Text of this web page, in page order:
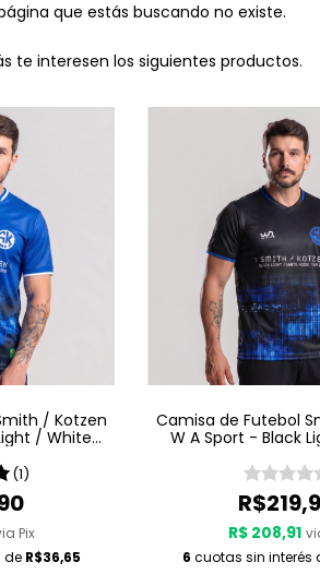
que estás buscando no existe.
te interesen los siguientes productos.
/ Kotzen
/ White
(1)
Pix
de R$36,65
Camisa de Futebol
W A Sport - Black
R$ 208,91
6 cuotas sin interés